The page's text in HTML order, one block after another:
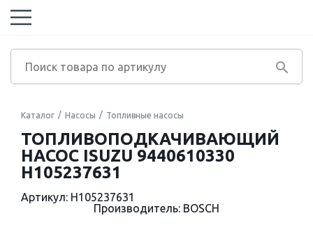
Каталог Насосы Топливные насосы
ТОПЛИВОПОДКАЧИВАЮЩИЙ
НАСОС ISUZU 9440610330
H105237631
Артикул: H105237631
Производитель: BOSCH